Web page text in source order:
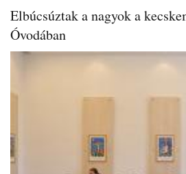
Elbúcsúztak a nagyok a
Óvodában